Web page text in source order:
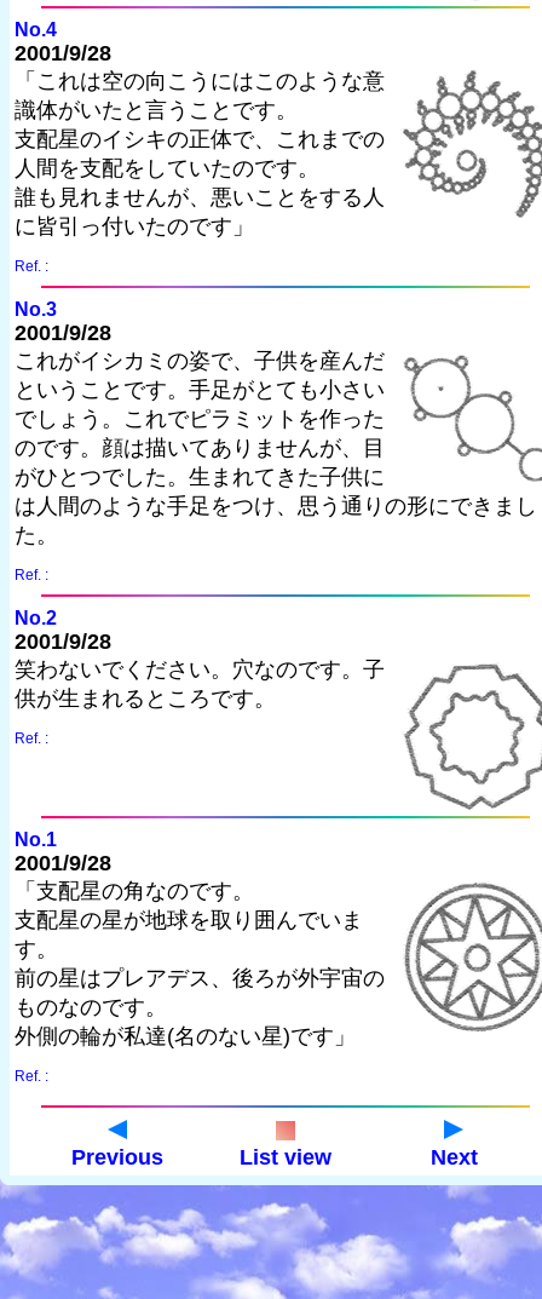
No.4
2001/9/28
「これは空の向こうにはこのような意
識体がいたと言うことです。
支配星のイシキの正体で、これまでの
人間を支配をしていたのです。
誰も見れませんが、悪いことをする人
に皆引っ付いたのです」
Ref. :
No.3
2001/9/28
これがイシカミの姿で、子供を産んだ
ということです。手足がとても小さい
でしょう。これでピラミットを作った
のです。顔は描いてありませんが、目
がひとつでした。生まれてきた子供に
は人間のような手足をつけ、思う通りの形にできまし
た。
Ref. :
No.2
2001/9/28
笑わないでください。穴なのです。子
供が生まれるところです。
Ref. :
No.1
2001/9/28
「支配星の角なのです。
支配星の星が地球を取り囲んでいま
す。
前の星はプレアデス、後ろが外宇宙の
ものなのです。
外側の輪が私達(名のない星)です」
Ref. :
Previous List view Next